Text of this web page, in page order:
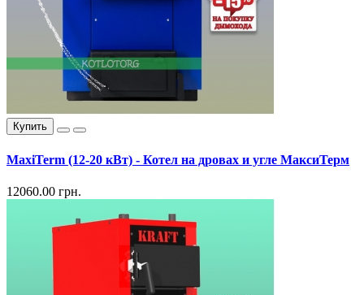
Купить
MaxiTerm (12-20 кВт) - Котел на дровах и угле МаксиТерм
12060.00 грн.